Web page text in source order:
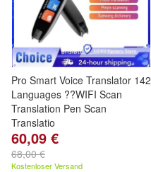
Pro Smart Voice Translator 142
Languages ??WIFI Scan
Translation Pen Scan
Translatio
60,09 €
68,00 €
Kostenloser Versand